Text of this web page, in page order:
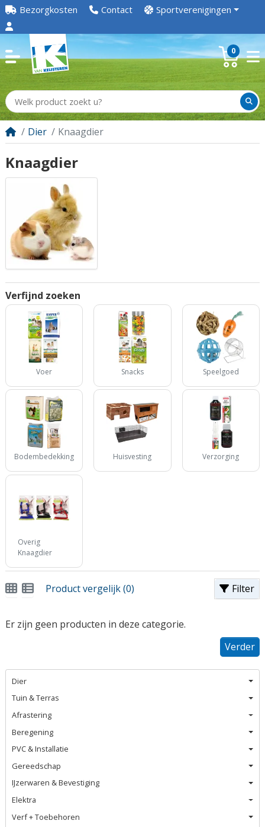
Bezorgkosten Contact Sportverenigingen
0
Dier Knaagdier
Dier
Tuin & Terras
Afrastering
Beregening
PVC & Installatie
Gereedschap
IJzerwaren & Bevestiging
Elektra
Verf + Toebehoren
Knaagdier
Verfijnd zoeken
Voer Snacks Speelgoed
Bodembedekking Huisvesting Verzorging
Overig
Knaagdier
Filter
Product vergelijk (0)
Er zijn geen producten in deze categorie.
Verder